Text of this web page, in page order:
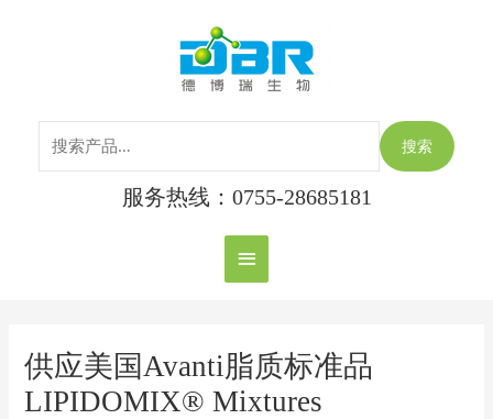
主
菜
单
搜索
服务热线：0755-28685181
供应美国Avanti脂质标准品
LIPIDOMIX® Mixtures